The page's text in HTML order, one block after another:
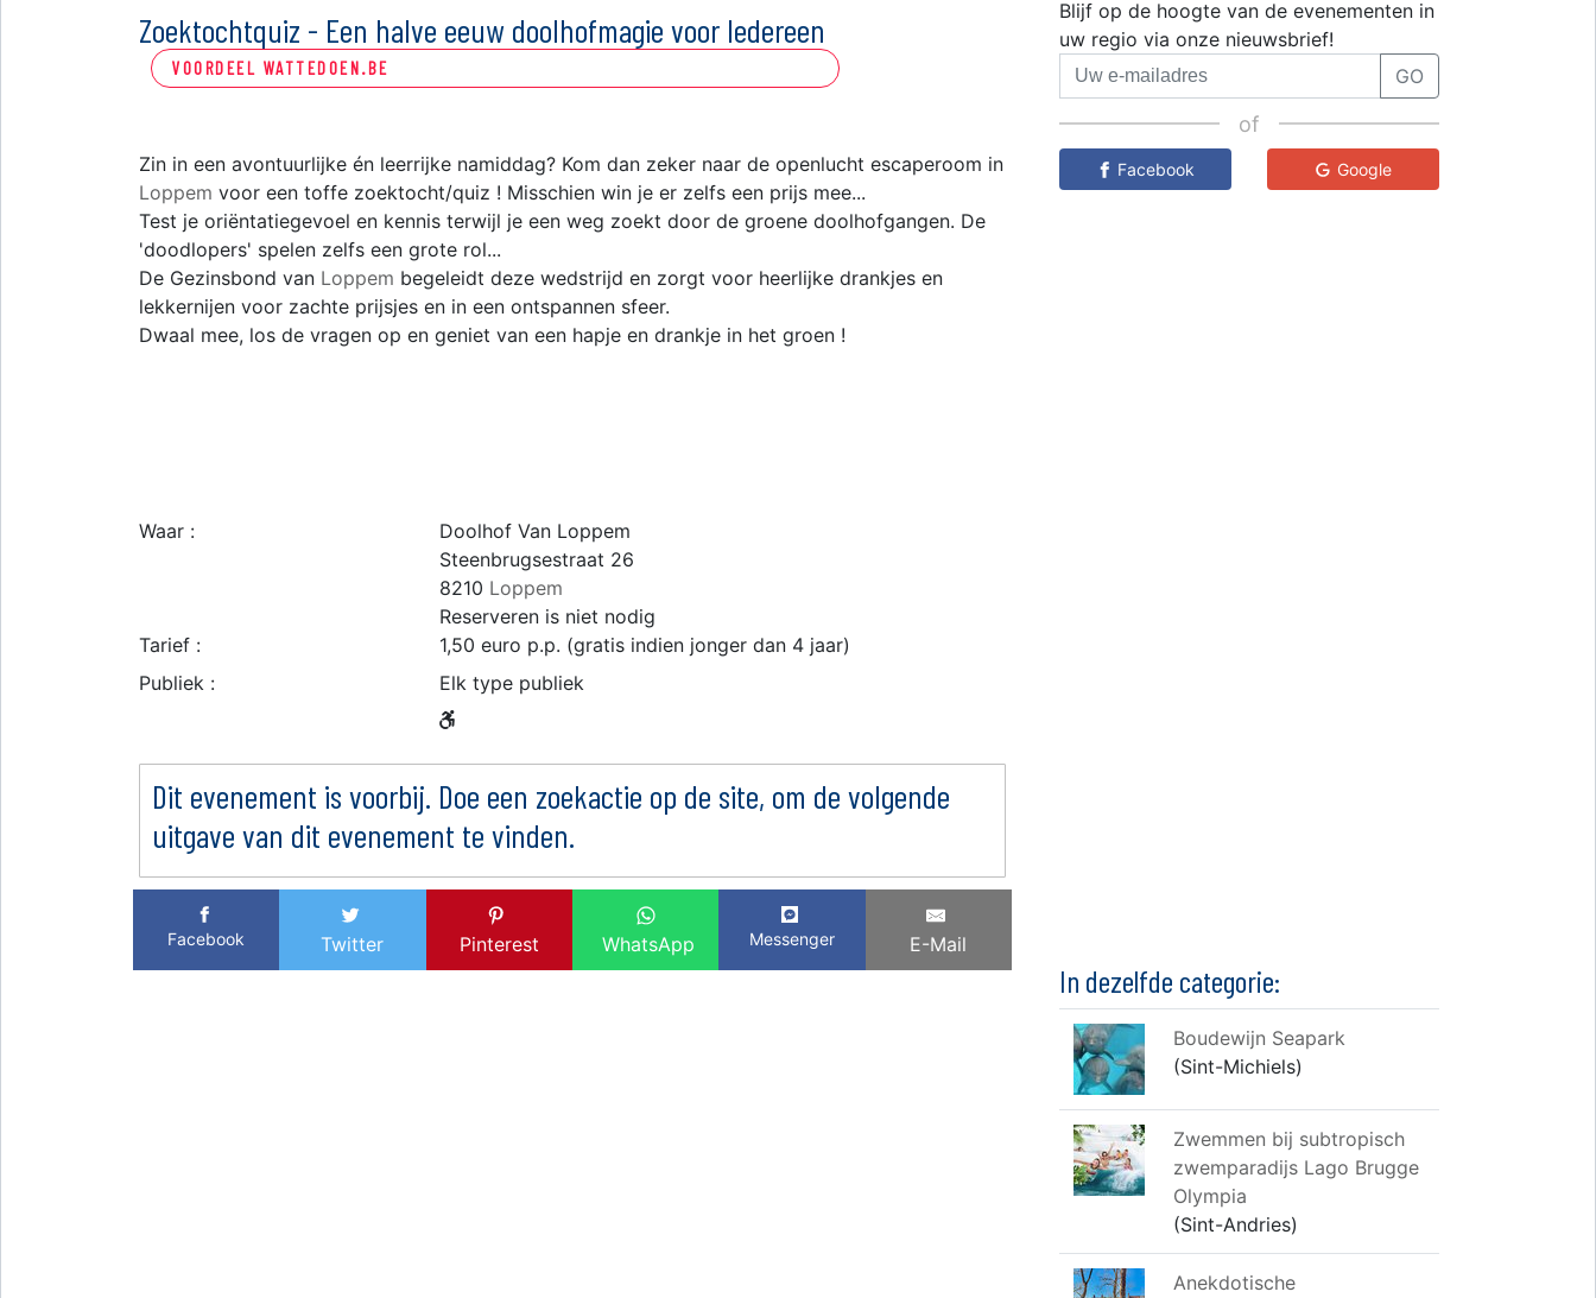
Zoektochtquiz - Een halve eeuw doolhofmagie voor Iedereen
VOORDEEL WATTEDOEN.BE
Zin in een avontuurlijke én leerrijke namiddag? Kom dan zeker naar de openlucht escaperoom in
Loppem voor een toffe zoektocht/quiz ! Misschien win je er zelfs een prijs mee...
Test je oriëntatiegevoel en kennis terwijl je een weg zoekt door de groene doolhofgangen. De
'doodlopers' spelen zelfs een grote rol...
De Gezinsbond van Loppem begeleidt deze wedstrijd en zorgt voor heerlijke drankjes en
lekkernijen voor zachte prijsjes en in een ontspannen sfeer.
Dwaal mee, los de vragen op en geniet van een hapje en drankje in het groen !
Waar :
Doolhof Van Loppem
Steenbrugsestraat 26
8210 Loppem
Reserveren is niet nodig
Tarief :
1,50 euro p.p. (gratis indien jonger dan 4 jaar)
Publiek :
Elk type publiek
Dit evenement is voorbij. Doe een zoekactie op de site, om de volgende
uitgave van dit evenement te vinden.
Facebook Twitter Pinterest WhatsApp Messenger E-Mail
Blijf op de hoogte van de evenementen in
uw regio via onze nieuwsbrief!
GO
of
Facebook Google
In dezelfde categorie:
Boudewijn Seapark
(Sint-Michiels)
Zwemmen bij subtropisch
zwemparadijs Lago Brugge
Olympia
(Sint-Andries)
Anekdotische